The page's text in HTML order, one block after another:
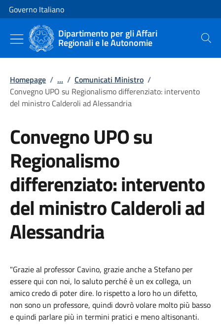
Vai al contenuto
Vai alla navigazione del sito
Governo Italiano
Dipartimento per gli Affari
Regionali e le Autonomie Cerca
Homepage / ... / Comunicati Ministro /
Convegno UPO su Regionalismo differenziato: intervento
del ministro Calderoli ad Alessandria
Convegno UPO su
Regionalismo
differenziato: intervento
del ministro Calderoli ad
Alessandria
"Grazie al professor Cavino, grazie anche a Stefano per
essere qui con noi, lo saluto perché è un ex collega, un
amico credo di poter dire. Io rispetto a loro ho un difetto,
non sono un professore, quindi dovrò volare molto più basso
e quindi parlare più in termini pratici e meno altisonanti.